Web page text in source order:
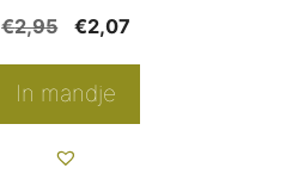
€2,95
Oorspronkelijke
was:
€2,95.
€2,07
€2,07.
In mandje